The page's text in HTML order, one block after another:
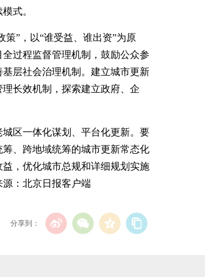
式。
策”，以“谁受益、谁出资”为原
过程监督管理机制，鼓励公众参
层社会治理机制。建立城市更新
长效机制，探索建立政府、企
区一体化谋划、平台化更新。要
、跨地域统筹的城市更新常态化
，优化城市总规和详细规划实施
：北京日报客户端
分享到：